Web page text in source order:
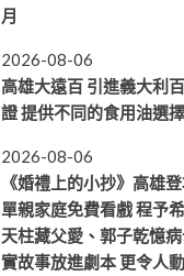
月
2026-08-06
高雄大遠百 引進義大利
證 提供不同的食用油選擇
2026-08-06
《婚禮上的小抄》高雄
單親家庭免費看戲 程予
天柱藏父愛、郭子乾憶
實故事放進劇本 更令人